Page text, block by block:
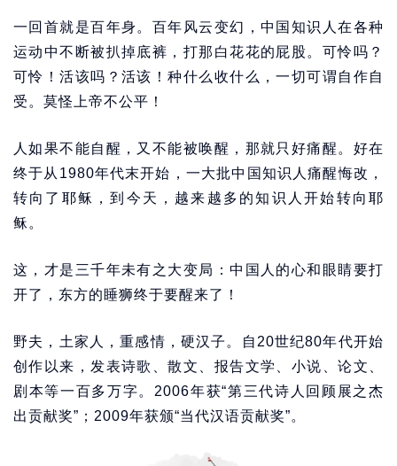
一回首就是百年身。百年风云变幻，中国知识人在各种
运动中不断被扒掉底裤，打那白花花的屁股。可怜吗？
可怜！活该吗？活该！种什么收什么，一切可谓自作自
受。莫怪上帝不公平！
人如果不能自醒，又不能被唤醒，那就只好痛醒。好在
终于从1980年代末开始，一大批中国知识人痛醒悔改，
转向了耶稣，到今天，越来越多的知识人开始转向耶
稣。
这，才是三千年未有之大变局：中国人的心和眼睛要打
开了，东方的睡狮终于要醒来了！
野夫，土家人，重感情，硬汉子。自20世纪80年代开始
创作以来，发表诗歌、散文、报告文学、小说、论文、
剧本等一百多万字。2006年获“第三代诗人回顾展之杰
出贡献奖”；2009年获颁“当代汉语贡献奖”。